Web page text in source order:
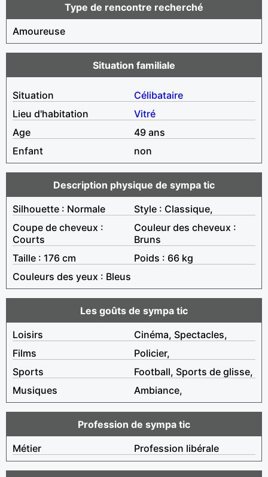
Type de rencontre recherché
Amoureuse
Situation familiale
Situation
Célibataire
Lieu d'habitation
Vitré
Age
49 ans
Enfant
non
Description physique de sympa tic
Silhouette : Normale
Style : Classique,
Coupe de cheveux :
Courts
Couleur des cheveux :
Bruns
Taille : 176 cm
Poids : 66 kg
Couleurs des yeux : Bleus
Les goûts de sympa tic
Loisirs
Cinéma, Spectacles,
Films
Policier,
Sports
Football, Sports de glisse,
Musiques
Ambiance,
Profession de sympa tic
Métier
Profession libérale